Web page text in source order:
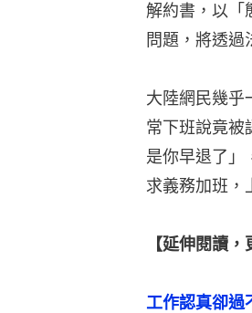
解約書，以「
問題，將透過
大陸網民幾乎
常下班說竟被
是你早退了」
求義務加班，
【延伸閱讀
工作認真卻過